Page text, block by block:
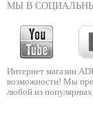
МЫ В
Интернет магазин
возможности! Мы
любой из